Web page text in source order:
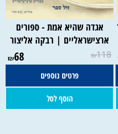
אגדה שהיא אמת - ספורים
ארצישראליים | רבקה אליצור
₪118
₪68
פרטים נוספים
הוסף לסל